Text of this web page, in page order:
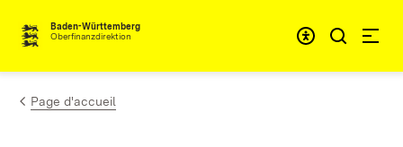
Passer au contenu
Baden-Württemberg
Oberfinanzdirektion
Page d'accueil